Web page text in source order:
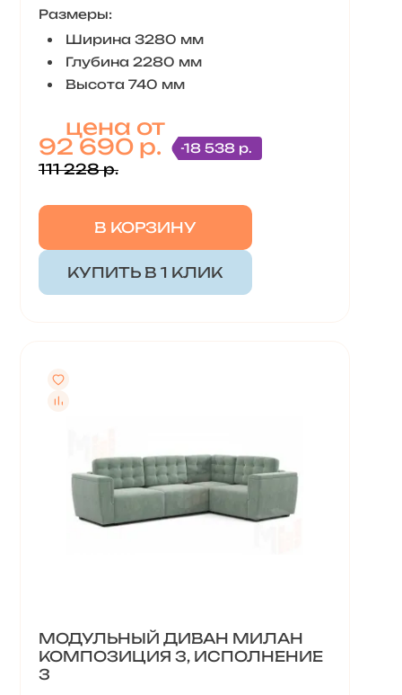
Размеры:
Ширина 3280 мм
Глубина 2280 мм
Высота 740 мм
цена от
92 690 р.
111 228 р.
-18 538 р.
В КОРЗИНУ
КУПИТЬ В 1 КЛИК
МОДУЛЬНЫЙ ДИВАН МИЛАН
КОМПОЗИЦИЯ 3, ИСПОЛНЕНИЕ
3